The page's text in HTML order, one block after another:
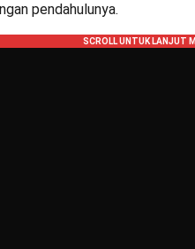
pendahulunya.